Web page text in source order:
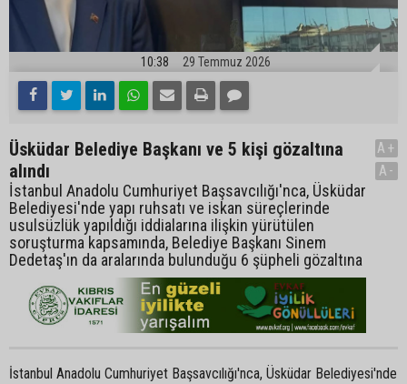
10:38 29 Temmuz 2026
Üsküdar Belediye Başkanı ve 5 kişi gözaltına
alındı
İstanbul Anadolu Cumhuriyet Başsavcılığı'nca, Üsküdar
Belediyesi'nde yapı ruhsatı ve iskan süreçlerinde
usulsüzlük yapıldığı iddialarına ilişkin yürütülen
soruşturma kapsamında, Belediye Başkanı Sinem
Dedetaş'ın da aralarında bulunduğu 6 şüpheli gözaltına
A+
A-
İstanbul Anadolu Cumhuriyet Başsavcılığı'nca, Üsküdar Belediyesi'nde